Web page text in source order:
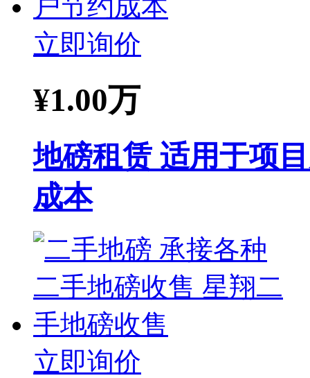
立即询价
¥1.00万
地磅租赁 适用于项
成本
立即询价